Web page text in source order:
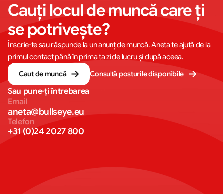
Cauți locul de muncă care ți
se potrivește?
Înscrie-te sau răspunde la un anunț de muncă. Aneta te ajută de la
primul contact până în prima ta zi de lucru și după aceea.
Caut de muncă
Consultă posturile disponibile
Sau pune-ți întrebarea
Email
aneta@bullseye.eu
Telefon
+31 (0)24 2027 800